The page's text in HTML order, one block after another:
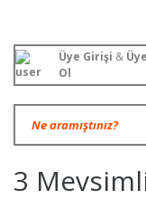
Üye Girişi &Üye
Ol
3